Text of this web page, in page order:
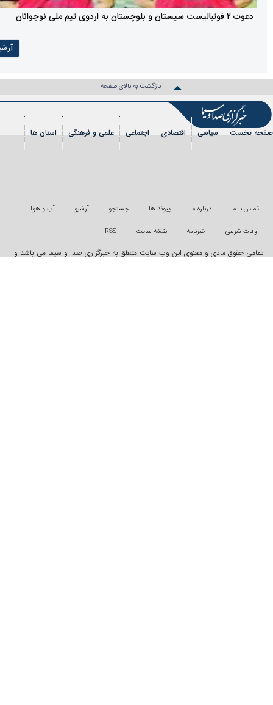
بازگشت به بالای صفحه
سیاسی اقتصادی اجتماعی علمی و فرهنگی استان ها
درباره ما پیوند ها جستجو آرشیو آب و هوا
خبرنامه نقشه سایت RSS
و معنوی این وب سایت متعلق به خبرگزاری صدا و سیما می باشد و